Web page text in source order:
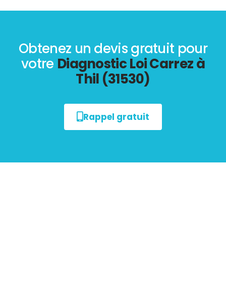
Obtenez un devis gratuit pour
votre Diagnostic Loi Carrez à
Thil (31530)
Rappel gratuit